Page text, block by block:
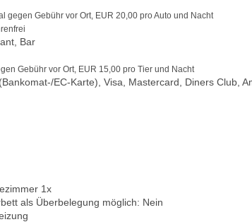
gegen Gebühr vor Ort, EUR 20,00 pro Auto und Nacht
Bar
Gebühr vor Ort, EUR 15,00 pro Tier und Nacht
EC-Karte), Visa, Mastercard, Diners Club,
1x
als Überbelegung möglich: Nein